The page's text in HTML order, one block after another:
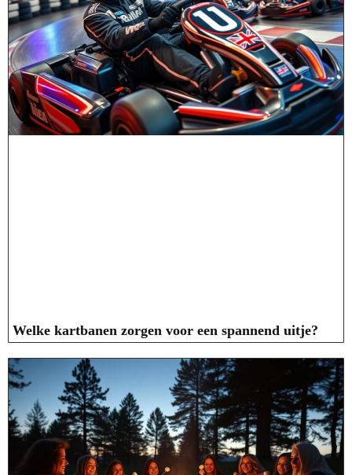
Welke kartbanen zorgen voor een spannend uitje?